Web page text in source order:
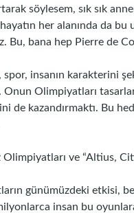
söylesem, sık sık
her alanında da bu
Bu, bana hep Pierre de
spor, insanın karakterini
Onun Olimpiyatları
de kazandırmaktı. Bu
Olimpiyatları ve “Altius,
günümüzdeki etkisi,
insan bu